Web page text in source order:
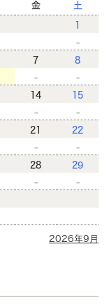
金 土
1
-
7
-
8
-
14
-
15
-
21
-
22
-
28
-
29
-
2026年9月